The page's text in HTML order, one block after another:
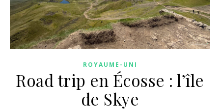
ROYAUME-UNI
Road trip en Écosse : l’île
de Skye